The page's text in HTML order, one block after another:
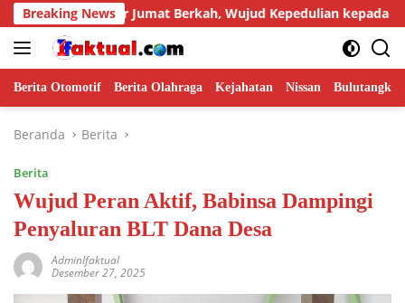
Langsung
ke
konten
Breaking News
Gelar Jumat Berkah, Wujud Kepedulian kepada Masyarakat
Berita Otomotif Berita Olahraga Kejahatan Nissan Bulutangkis
Beranda Berita
Berita
Wujud Peran Aktif, Babinsa Dampingi
Penyaluran BLT Dana Desa
AdminIfaktual
Desember 27, 2025